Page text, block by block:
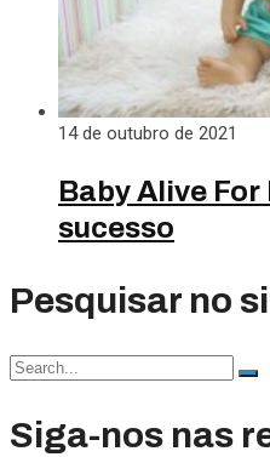
14 de outubro de 2021
Baby Alive
sucesso
Pesquisar no
Search
for:
Siga-nos nas